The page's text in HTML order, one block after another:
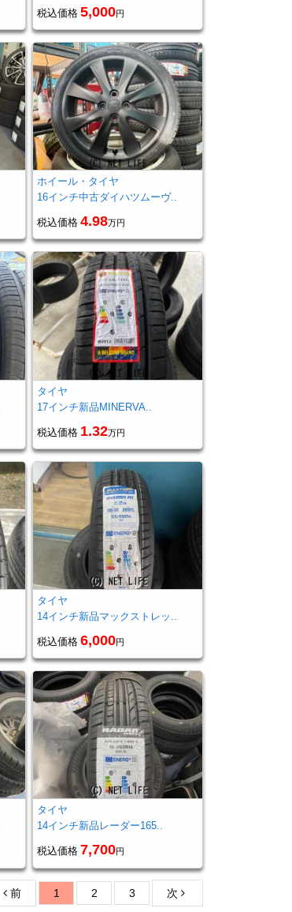
税込価格 5,000円
ホイール・タイヤ
16インチ中古ダイハツムーヴ..
税込価格 4.98万円
タイヤ
17インチ新品MINERVA..
税込価格 1.32万円
タイヤ
14インチ新品マックストレッ..
税込価格 6,000円
タイヤ
14インチ新品レーダー165..
税込価格 7,700円
前 1 2 3 次